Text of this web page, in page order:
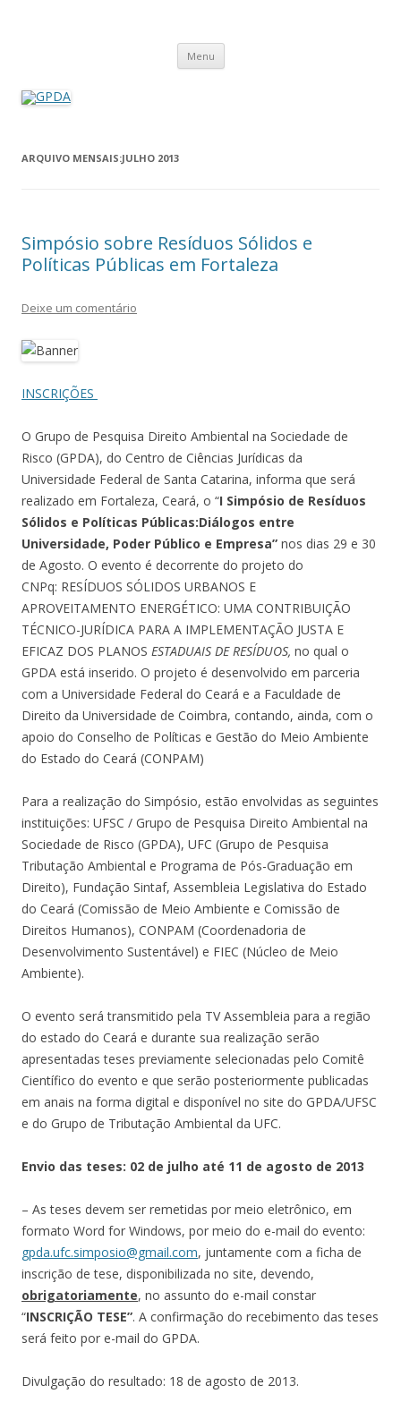
Menu Pular
o
ARQUIVO MENSAIS:JULHO 2013
Simpósio sobre Resíduos Sólidos e
Políticas Públicas em Fortaleza
Deixe um comentário
INSCRIÇÕES
O Grupo de Pesquisa Direito Ambiental na Sociedade de
Risco (GPDA), do Centro de Ciências Jurídicas da
Universidade Federal de Santa Catarina, informa que será
realizado em Fortaleza, Ceará, o “I Simpósio de Resíduos
Sólidos e Políticas Públicas:Diálogos entre
Universidade, Poder Público e Empresa” nos dias 29 e 30
de Agosto. O evento é decorrente do projeto do
CNPq: RESÍDUOS SÓLIDOS URBANOS E
APROVEITAMENTO ENERGÉTICO: UMA CONTRIBUIÇÃO
TÉCNICO-JURÍDICA PARA A IMPLEMENTAÇÃO JUSTA E
EFICAZ DOS PLANOS ESTADUAIS DE RESÍDUOS, no qual o
GPDA está inserido. O projeto é desenvolvido em parceria
com a Universidade Federal do Ceará e a Faculdade de
Direito da Universidade de Coimbra, contando, ainda, com o
apoio do Conselho de Políticas e Gestão do Meio Ambiente
do Estado do Ceará (CONPAM)
Para a realização do Simpósio, estão envolvidas as seguintes
instituições: UFSC / Grupo de Pesquisa Direito Ambiental na
Sociedade de Risco (GPDA), UFC (Grupo de Pesquisa
Tributação Ambiental e Programa de Pós-Graduação em
Direito), Fundação Sintaf, Assembleia Legislativa do Estado
do Ceará (Comissão de Meio Ambiente e Comissão de
Direitos Humanos), CONPAM (Coordenadoria de
Desenvolvimento Sustentável) e FIEC (Núcleo de Meio
Ambiente).
O evento será transmitido pela TV Assembleia para a região
do estado do Ceará e durante sua realização serão
apresentadas teses previamente selecionadas pelo Comitê
Científico do evento e que serão posteriormente publicadas
em anais na forma digital e disponível no site do GPDA/UFSC
e do Grupo de Tributação Ambiental da UFC.
Envio das teses: 02 de julho até 11 de agosto de 2013
– As teses devem ser remetidas por meio eletrônico, em
formato Word for Windows, por meio do e-mail do evento:
gpda.ufc.simposio@gmail.com, juntamente com a ficha de
inscrição de tese, disponibilizada no site, devendo,
obrigatoriamente, no assunto do e-mail constar
“INSCRIÇÃO TESE”. A confirmação do recebimento das teses
será feito por e-mail do GPDA.
Divulgação do resultado: 18 de agosto de 2013.